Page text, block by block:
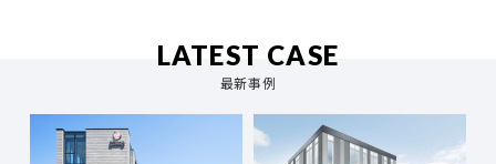
LATEST CASE
最新事例